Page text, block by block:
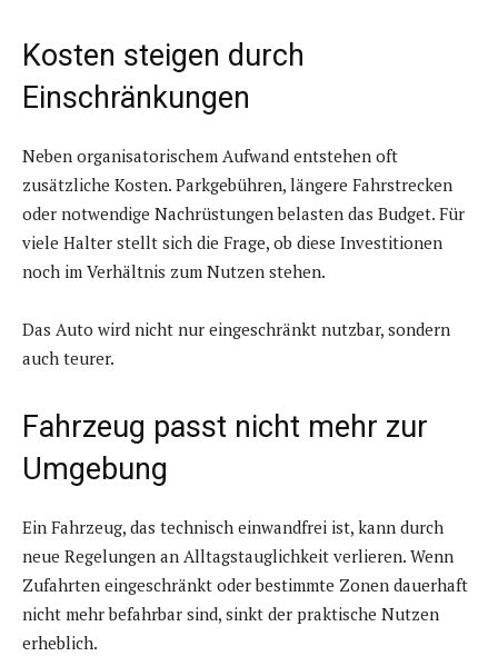
Kosten steigen durch
Einschränkungen
Neben organisatorischem Aufwand entstehen oft
zusätzliche Kosten. Parkgebühren, längere Fahrstrecken
oder notwendige Nachrüstungen belasten das Budget. Für
viele Halter stellt sich die Frage, ob diese Investitionen
noch im Verhältnis zum Nutzen stehen.
Das Auto wird nicht nur eingeschränkt nutzbar, sondern
auch teurer.
Fahrzeug passt nicht mehr zur
Umgebung
Ein Fahrzeug, das technisch einwandfrei ist, kann durch
neue Regelungen an Alltagstauglichkeit verlieren. Wenn
Zufahrten eingeschränkt oder bestimmte Zonen dauerhaft
nicht mehr befahrbar sind, sinkt der praktische Nutzen
erheblich.